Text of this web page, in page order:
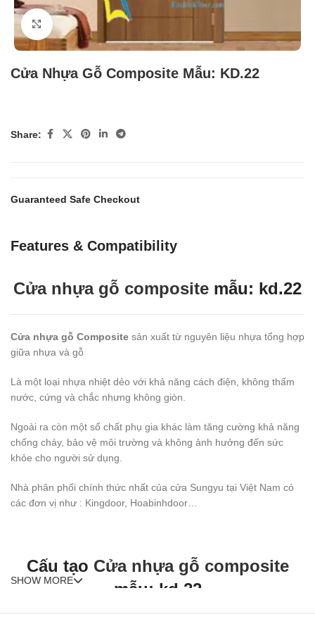
Click to enlarge
Cửa Nhựa Gỗ Composite Mẫu: KD.22
Share:
Guaranteed Safe Checkout
Features & Compatibility
Cửa nhựa gỗ composite mẫu: kd.22
Cửa nhựa gỗ Composite sản xuất từ nguyên liệu nhựa tổng hợp
giữa nhựa và gỗ
Là một loại nhựa nhiệt dẻo với khả năng cách điện, không thấm
nước, cứng và chắc nhưng không giòn.
Ngoài ra còn một số chất phụ gia khác làm tăng cường khả năng
chống cháy, bảo vệ môi trường và không ảnh hưởng đến sức
khỏe cho người sử dụng.
Nhà phân phối chính thức nhất của cửa Sungyu tại Việt Nam có
các đơn vị như : Kingdoor, Hoabinhdoor…
Cấu tạo Cửa nhựa gỗ composite
mẫu: kd.22
SHOW MORE